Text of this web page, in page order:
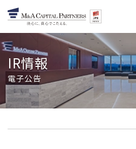
IR情報
電子公告